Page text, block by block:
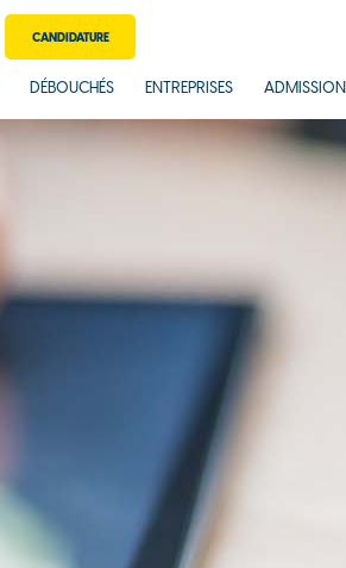
DÉBOUCHÉS ENTREPRISES ADMISSION
CANDIDATURE